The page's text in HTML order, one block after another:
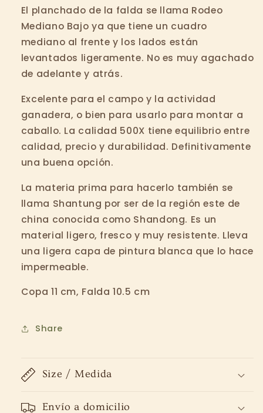
El planchado de la falda se llama Rodeo
Mediano Bajo ya que tiene un cuadro
mediano al frente y los lados están
levantados ligeramente. No es muy agachado
de adelante y atrás.
Excelente para el campo y la actividad
ganadera, o bien para usarlo para montar a
caballo. La calidad 500X tiene equilibrio entre
calidad, precio y durabilidad. Definitivamente
una buena opción.
La materia prima para hacerlo también se
llama Shantung por ser de la región este de
china conocida como Shandong. Es un
material ligero, fresco y muy resistente. Lleva
una ligera capa de pintura blanca que lo hace
impermeable.
Copa 11 cm, Falda 10.5 cm
Share
Size / Medida
Envío a domicilio